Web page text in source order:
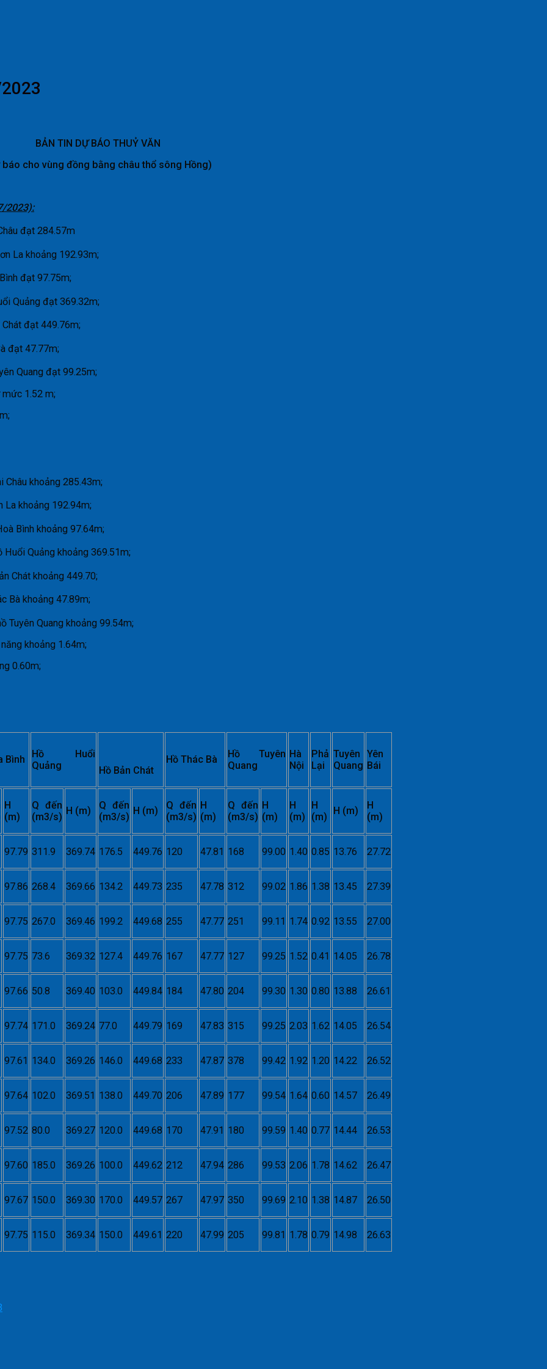
BẢN TIN DỰ BÁO THUỶ VĂN
báo cho vùng đồng bằng châu thổ sông Hồng)
2023):
đạt 284.57m
La khoảng 192.93m;
đạt 97.75m;
Quảng đạt 369.32m;
đạt 449.76m;
đạt 47.77m;
Quang đạt 99.25m;
1.52 m;
khoảng 285.43m;
khoảng 192.94m;
Bình khoảng 97.64m;
Quảng khoảng 369.51m;
Chát khoảng 449.70;
Bà khoảng 47.89m;
Tuyên Quang khoảng 99.54m;
khoảng 1.64m;
0.60m;
Bình Hồ Huổi
Quảng
Hồ Bản Chát
Hồ Thác Bà
Hồ Tuyên
Quang
Hà
Nội
Phả
Lại
Tuyên
Quang
Yên
Bái
H
(m)
Q đến
(m3/s)
H (m)
Q đến
(m3/s)
H (m)
Q đến
(m3/s)
H
(m)
Q đến
(m3/s)
H
(m)
H
(m)
H
(m)
H (m)
H
(m)
97.79 311.9 369.74 176.5 449.76 120 47.81 168 99.00 1.40 0.85 13.76 27.72
97.86 268.4 369.66 134.2 449.73 235 47.78 312 99.02 1.86 1.38 13.45 27.39
97.75 267.0 369.46 199.2 449.68 255 47.77 251 99.11 1.74 0.92 13.55 27.00
97.75 73.6 369.32 127.4 449.76 167 47.77 127 99.25 1.52 0.41 14.05 26.78
97.66 50.8 369.40 103.0 449.84 184 47.80 204 99.30 1.30 0.80 13.88 26.61
97.74 171.0 369.24 77.0 449.79 169 47.83 315 99.25 2.03 1.62 14.05 26.54
97.61 134.0 369.26 146.0 449.68 233 47.87 378 99.42 1.92 1.20 14.22 26.52
97.64 102.0 369.51 138.0 449.70 206 47.89 177 99.54 1.64 0.60 14.57 26.49
97.52 80.0 369.27 120.0 449.68 170 47.91 180 99.59 1.40 0.77 14.44 26.53
97.60 185.0 369.26 100.0 449.62 212 47.94 286 99.53 2.06 1.78 14.62 26.47
97.67 150.0 369.30 170.0 449.57 267 47.97 350 99.69 2.10 1.38 14.87 26.50
97.75 115.0 369.34 150.0 449.61 220 47.99 205 99.81 1.78 0.79 14.98 26.63